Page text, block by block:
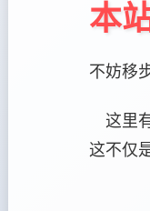
本
不妨移
这里
这不仅